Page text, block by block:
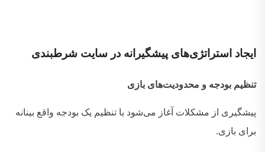
ایجاد استراتژی‌های پیشگیرانه در سایت شرطبندی
تنظیم بودجه و محدودیت‌های بازی
پیشگیری از مشکلات آغاز می‌شود با تنظیم یک بودجه واقع‌ بینانه
برای بازی.